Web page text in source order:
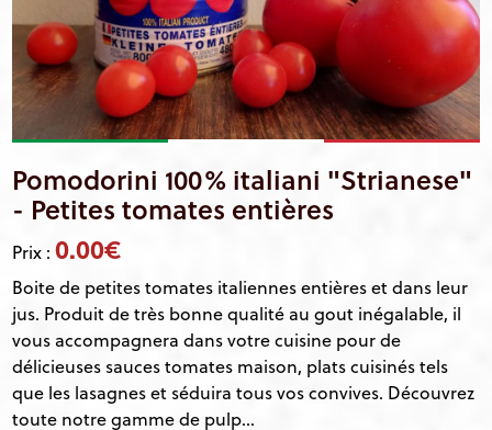
Pomodorini 100% italiani "Strianese"
- Petites tomates entières
Prix : 0.00€
Boite de petites tomates italiennes entières et dans leur
jus. Produit de très bonne qualité au gout inégalable, il
vous accompagnera dans votre cuisine pour de
délicieuses sauces tomates maison, plats cuisinés tels
que les lasagnes et séduira tous vos convives. Découvrez
toute notre gamme de pulp...